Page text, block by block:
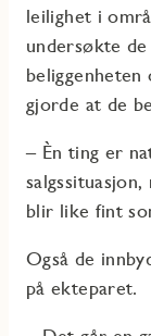
leilighet i
undersøkte
beliggenheten
gjorde at de
– Èn ting er
blir like fint
Også de
på ekteparet.